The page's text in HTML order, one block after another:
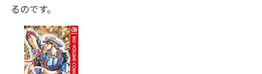
るのです。